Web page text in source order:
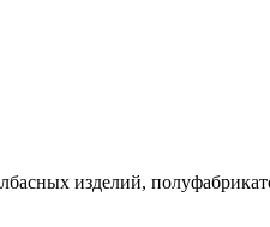
изделий,